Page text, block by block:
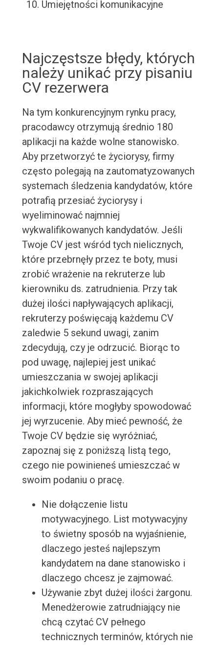
Umiejętności komunikacyjne
Najczęstsze błędy, których
należy unikać przy pisaniu
CV rezerwera
Na tym konkurencyjnym rynku pracy,
pracodawcy otrzymują średnio 180
aplikacji na każde wolne stanowisko.
Aby przetworzyć te życiorysy, firmy
często polegają na zautomatyzowanych
systemach śledzenia kandydatów, które
potrafią przesiać życiorysy i
wyeliminować najmniej
wykwalifikowanych kandydatów. Jeśli
Twoje CV jest wśród tych nielicznych,
które przebrnęły przez te boty, musi
zrobić wrażenie na rekruterze lub
kierowniku ds. zatrudnienia. Przy tak
dużej ilości napływających aplikacji,
rekruterzy poświęcają każdemu CV
zaledwie 5 sekund uwagi, zanim
zdecydują, czy je odrzucić. Biorąc to
pod uwagę, najlepiej jest unikać
umieszczania w swojej aplikacji
jakichkolwiek rozpraszających
informacji, które mogłyby spowodować
jej wyrzucenie. Aby mieć pewność, że
Twoje CV będzie się wyróżniać,
zapoznaj się z poniższą listą tego,
czego nie powinieneś umieszczać w
swoim podaniu o pracę.
Nie dołączenie listu
motywacyjnego. List motywacyjny
to świetny sposób na wyjaśnienie,
dlaczego jesteś najlepszym
kandydatem na dane stanowisko i
dlaczego chcesz je zajmować.
Używanie zbyt dużej ilości żargonu.
Menedżerowie zatrudniający nie
chcą czytać CV pełnego
technicznych terminów, których nie